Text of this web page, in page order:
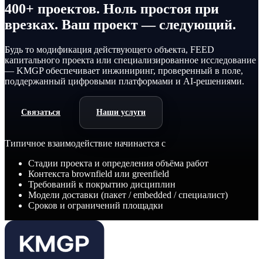
400+ проектов. Ноль простоя при
врезках. Ваш проект — следующий.
Будь то модификация действующего объекта, FEED
капитального проекта или специализированное исследование
— KMGP обеспечивает инжиниринг, проверенный в поле,
поддержанный цифровыми платформами и AI-решениями.
Связаться Наши услуги
Типичное взаимодействие начинается с
Стадии проекта и определения объёма работ
Контекста brownfield или greenfield
Требований к покрытию дисциплин
Модели доставки (пакет / embedded / специалист)
Сроков и ограничений площадки